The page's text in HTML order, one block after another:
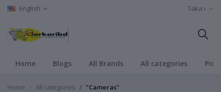
English Taka ৳
Home Blogs All Brands All categories
Home All categories "Cameras"